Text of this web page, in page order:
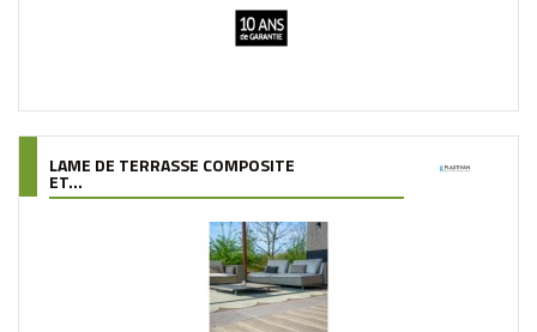
LAME DE TERRASSE COMPOSITE
ET...